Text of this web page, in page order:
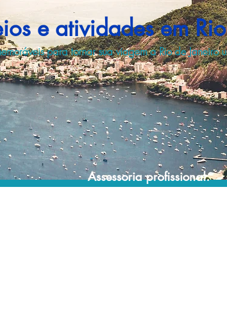
e atividades em
para tornar sua viagem a Rio de Janeiro
Assessoria profissional.